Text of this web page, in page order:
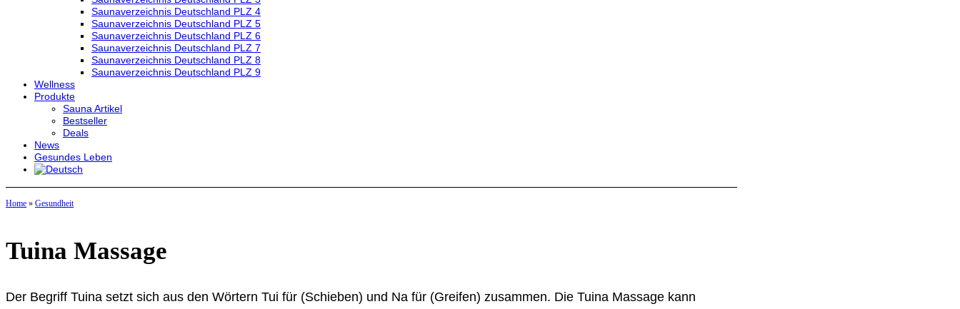
Saunaverzeichnis Deutschland PLZ 4
Saunaverzeichnis Deutschland PLZ 5
Saunaverzeichnis Deutschland PLZ 6
Saunaverzeichnis Deutschland PLZ 7
Saunaverzeichnis Deutschland PLZ 8
Saunaverzeichnis Deutschland PLZ 9
Wellness
Produkte
Sauna Artikel
Bestseller
Deals
News
Gesundes Leben
Home » Gesundheit
Tuina Massage
Der Begriff Tuina setzt sich aus den Wörtern Tui für (Schieben) und Na für (Greifen) zusammen. Die Tuina Massage kann